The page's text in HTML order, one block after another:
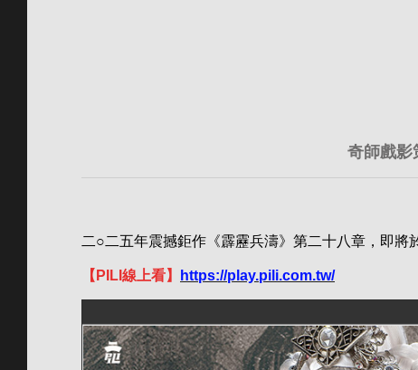
奇師戲影
二○二五年震撼鉅作《霹靂兵濤》第二十八章，即
【PILI線上看】 https://play.pili.com.tw/